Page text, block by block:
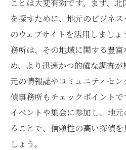
探偵依頼前に知って
成功する人探しのステッ
探偵依頼前に準備す
探偵との効果的なコ
東京都北区での人探
略
探偵が提供する調査報
探偵と連携して行う
ことは大変有効です。まず、
を探すために、地元のビジネ
のウェブサイトを活用しまし
務所は、その地域に関する豊
め、より迅速かつ的確な調査
元の情報誌やコミュニティセ
偵事務所もチェックポイント
イベントや集会に参加し、地
ることで、信頼性の高い探偵
しょう。